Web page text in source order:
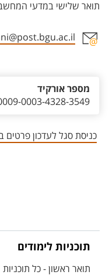
תואר שלישי במדעי
0003-4328-3549
מספר אורקיד
כניסת סגל לעדכון פרטים
תוכניות לימודים
תואר ראשון - כל תוכניות